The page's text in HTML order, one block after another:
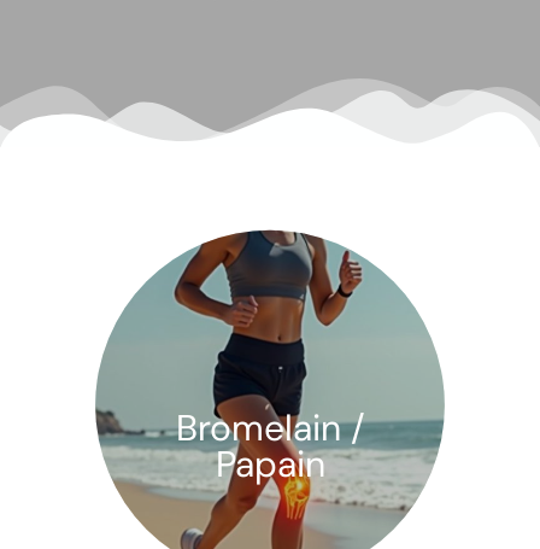
Bromelain /
Papain